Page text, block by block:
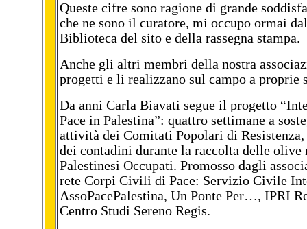
Queste cifre sono ragione di grande
che ne sono il curatore, mi occupo ormai
Biblioteca del sito e della rassegna stampa.
Anche gli altri membri della nostra
progetti e li realizzano sul campo a proprie
Da anni Carla Biavati segue il progetto
Pace in Palestina”: quattro settimane a
attività dei Comitati Popolari di
dei contadini durante la raccolta delle
Palestinesi Occupati. Promosso dagli
rete Corpi Civili di Pace: Servizio Civile
AssoPacePalestina, Un Ponte Per…, IPRI
Centro Studi Sereno Regis.